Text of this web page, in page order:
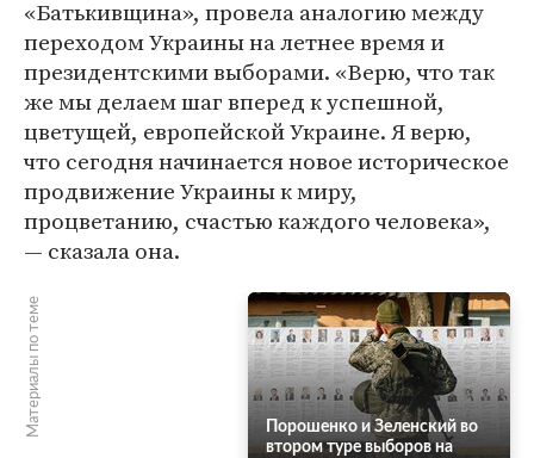
«Батькивщина», провела аналогию между
переходом Украины на летнее время и
президентскими выборами. «Верю, что так
же мы делаем шаг вперед к успешной,
цветущей, европейской Украине. Я верю,
что сегодня начинается новое историческое
продвижение Украины к миру,
процветанию, счастью каждого человека»,
— сказала она.
Материалы по теме
Порошенко и Зеленский во
втором туре выборов на